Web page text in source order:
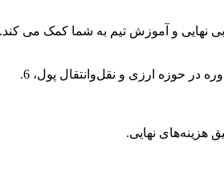
مشاوره حقوقی و گمرکی، 2. تدوین استراتژی ورود به بازار، 3. آموزش و توانمندسازی تیم داخلی، 4. ارزیابی تأمین‌کننده یا خریدار خارجی (Due Diligence)، 5. مشاوره در حوزه ارزی و نقل‌وانتقال پول، 6.